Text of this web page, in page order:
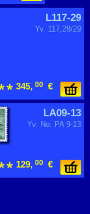
L117-29
Yv. 117,28/29
345, 00 €
LA09-13
Yv. No. PA 9-13
129, 00 €